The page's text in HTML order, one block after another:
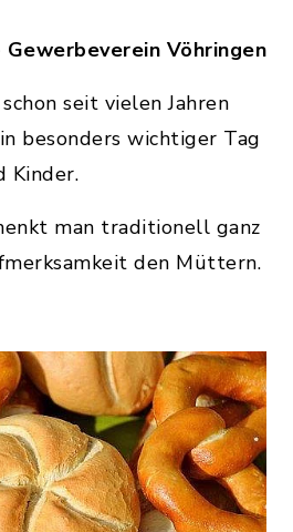
Vöhringen
seit vielen Jahren
besonders wichtiger Tag
Kinder.
man traditionell ganz
den Müttern.